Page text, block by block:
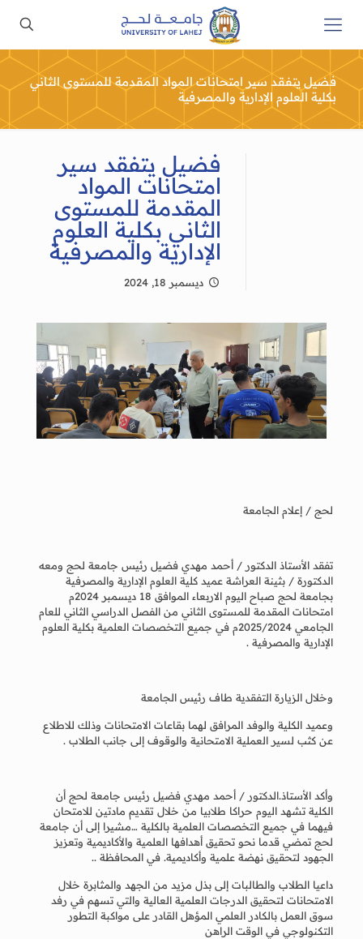
فضيل يتفقد سير امتحانات المواد المقدمة للمستوى الثاني
بكلية العلوم الإدارية والمصرفية
فضيل يتفقد سير
امتحانات المواد
المقدمة للمستوى
الثاني بكلية العلوم
الإدارية والمصرفية
ديسمبر 18, 2024
لحج / إعلام الجامعة
تفقد الأستاذ الدكتور / أحمد مهدي فضيل رئيس جامعة لحج ومعه
الدكتورة / بثينة العراشة عميد كلية العلوم الإدارية والمصرفية
بجامعة لحج صباح اليوم الاربعاء الموافق 18 ديسمبر 2024م
امتحانات المقدمة للمستوى الثاني من الفصل الدراسي الثاني للعام
الجامعي 2025/2024م في جميع التخصصات العلمية بكلية العلوم
الإدارية والمصرفية .
وخلال الزيارة التفقدية طاف رئيس الجامعة
وعميد الكلية والوفد المرافق لهما بقاعات الامتحانات وذلك للاطلاع
عن كثب لسير العملية الامتحانية والوقوف إلى جانب الطلاب .
وأكد الأستاذ.الدكتور / أحمد مهدي فضيل رئيس جامعة لحج أن
الكلية تشهد اليوم حراكا طلابيا من خلال تقديم مادتين للامتحان
فيهما في جميع التخصصات العلمية بالكلية …مشيرا إلى أن جامعة
لحج تمضي قدما نحو تحقيق أهدافها العلمية والأكاديمية وتعزيز
الجهود لتحقيق نهضة علمية وأكاديمية. في المحافظة ..
داعيا الطلاب والطالبات إلى بذل مزيد من الجهد والمثابرة خلال
الامتحانات لتحقيق الدرجات العلمية العالية والتي تسهم في رفد
سوق العمل بالكادر العلمي المؤهل القادر على مواكبة التطور
التكنولوجي في الوقت الراهن